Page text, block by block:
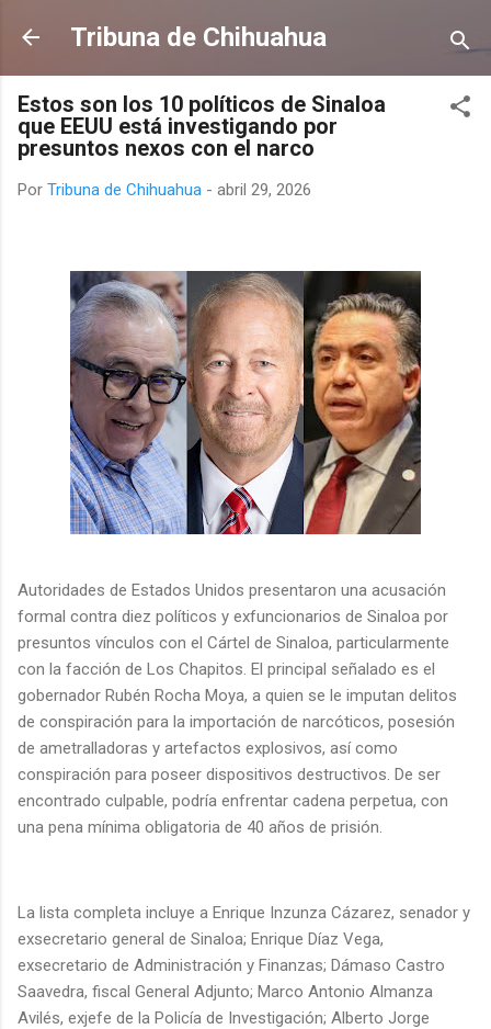
Ir al contenido principal
Tribuna de Chihuahua
Estos son los 10 políticos de Sinaloa
que EEUU está investigando por
presuntos nexos con el narco
Por Tribuna de Chihuahua - abril 29, 2026
Autoridades de Estados Unidos presentaron una acusación
formal contra diez políticos y exfuncionarios de Sinaloa por
presuntos vínculos con el Cártel de Sinaloa, particularmente
con la facción de Los Chapitos. El principal señalado es el
gobernador Rubén Rocha Moya, a quien se le imputan delitos
de conspiración para la importación de narcóticos, posesión
de ametralladoras y artefactos explosivos, así como
conspiración para poseer dispositivos destructivos. De ser
encontrado culpable, podría enfrentar cadena perpetua, con
una pena mínima obligatoria de 40 años de prisión.
La lista completa incluye a Enrique Inzunza Cázarez, senador y
exsecretario general de Sinaloa; Enrique Díaz Vega,
exsecretario de Administración y Finanzas; Dámaso Castro
Saavedra, fiscal General Adjunto; Marco Antonio Almanza
Avilés, exjefe de la Policía de Investigación; Alberto Jorge